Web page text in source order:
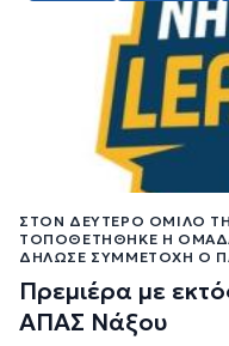
ΣΤΟΝ ΔΕΎΤΕΡΟ ΌΜΙΛΟ ΤΗΣ
ΤΟΠΟΘΕΤΉΘΗΚΕ Η
ΔΉΛΩΣΕ ΣΥΜΜΕΤΟΧΉ Ο
Πρεμιέρα με
ΑΠΑΣ Νάξου